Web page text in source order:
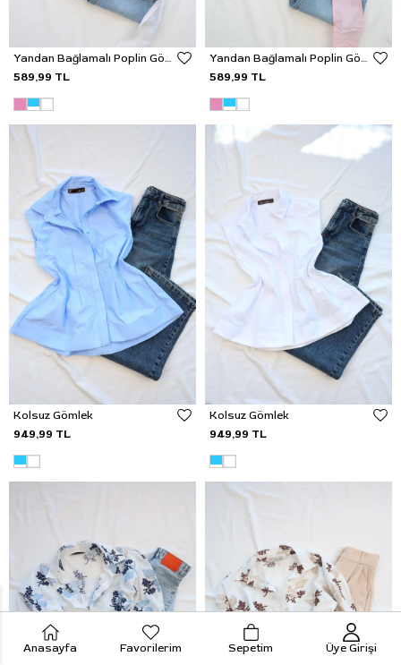
Yandan Bağlamalı Poplin Gömlek
589,99 TL
Yandan Bağlamalı Poplin Gömlek
589,99 TL
Kolsuz Gömlek
949,99 TL
Kolsuz Gömlek
949,99 TL
Anasayfa Favorilerim Sepetim Üye Girişi